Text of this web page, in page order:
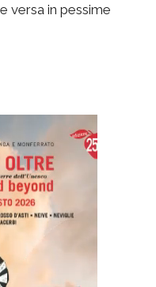
versa in pessime